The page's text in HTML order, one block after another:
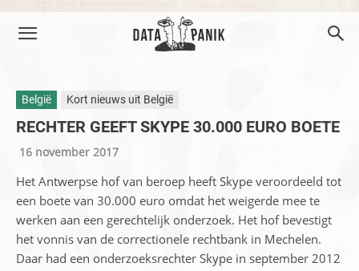
België Kort nieuws uit België
RECHTER GEEFT SKYPE 30.000 EURO BOETE
16 november 2017
Het Antwerpse hof van beroep heeft Skype veroordeeld tot
een boete van 30.000 euro omdat het weigerde mee te
werken aan een gerechtelijk onderzoek. Het hof bevestigt
het vonnis van de correctionele rechtbank in Mechelen.
Daar had een onderzoeksrechter Skype in september 2012